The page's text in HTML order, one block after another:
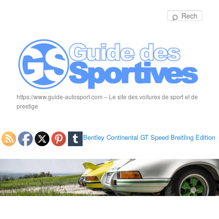
https://www.guide-autosport.com – Le site des voitures de sport et de
prestige
Bentley Continental GT Speed Breitling Edition